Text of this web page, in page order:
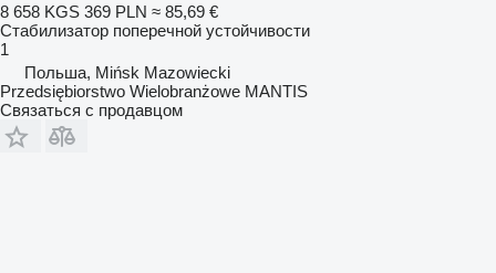
8 658 KGS 369 PLN ≈ 85,69 €
Стабилизатор поперечной устойчивости
1
Польша, Mińsk Mazowiecki
Przedsiębiorstwo Wielobranżowe MANTIS
Связаться с продавцом